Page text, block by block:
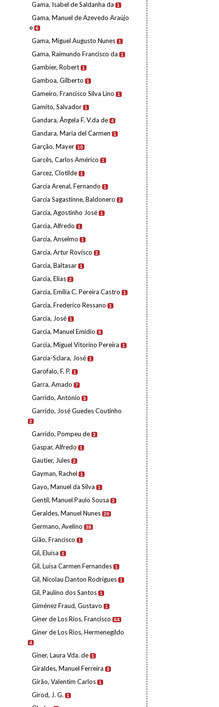
Gama, Isabel de Saldanha da 1
Gama, Manuel de Azevedo Araújo
e 6
Gama, Miguel Augusto Nunes 1
Gama, Raimundo Francisco da 1
Gambier, Robert 1
Gamboa, Gilberto 1
Gameiro, Francisco Silva Lino 1
Gamito, Salvador 1
Gandara, Ângela F. V.da de 4
Gandara, Maria del Carmen 1
Garção, Mayer 10
Garcês, Carlos Américo 1
Garcez, Clotilde 1
García Arenal, Fernando 1
Garcia Sagastinne, Baldonero 2
Garcia, Agostinho José 1
Garcia, Alfredo 1
Garcia, Anselmo 1
Garcia, Artur Rovisco 2
Garcia, Baltasar 1
Garcia, Elias 2
Garcia, Emília C. Pereira Castro 1
Garcia, Frederico Ressano 1
Garcia, José 1
Garcia, Manuel Emídio 8
Garcia, Miguel Vitorino Pereira 1
Garcia-Sclara, José 1
Garofalo, F. P. 1
Garra, Amado 7
Garrido, António 3
Garrido, José Guedes Coutinho
2
Garrido, Pompeu de 2
Gaspar, Alfredo 1
Gautier, Jules 2
Gayman, Rachel 1
Gayo, Manuel da Silva 1
Gentil, Manuel Paulo Sousa 2
Geraldes, Manuel Nunes 20
Germano, Avelino 38
Gião, Francisco 1
Gil, Eluísa 1
Gil, Luísa Carmen Fernandes 1
Gil, Nicolau Danton Rodrigues 1
Gil, Paulino dos Santos 1
Giménez Fraud, Gustavo 1
Giner de Los Rios, Francisco 64
Giner de Los Rios, Hermenegildo
4
Giner, Laura Vda. de 1
Giraldes, Manuel Ferreira 3
Girão, Valentim Carlos 1
Girod, J. G. 1